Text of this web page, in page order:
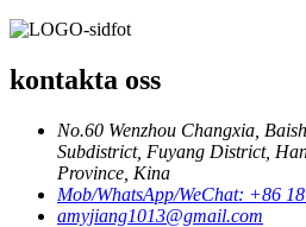
kontakta oss
No.60 Wenzhou Changxia,
Subdistrict, Fuyang District,
Province, Kina
Mob/WhatsApp/WeChat: +86
amyjiang1013@gmail.com